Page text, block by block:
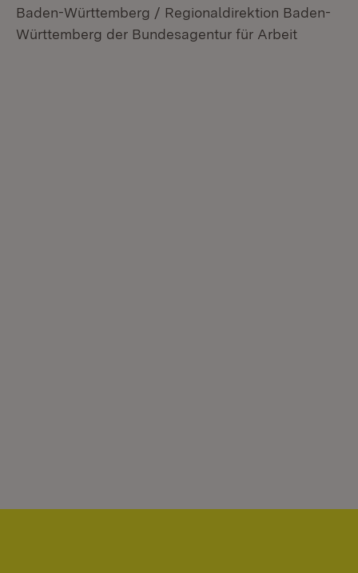
Baden-Württemberg / Regionaldirektion Baden-
Württemberg der Bundesagentur für Arbeit